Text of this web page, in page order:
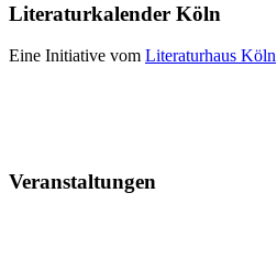
Literaturkalender Köln
Eine Initiative vom Literaturhaus Köln
Veranstaltungen